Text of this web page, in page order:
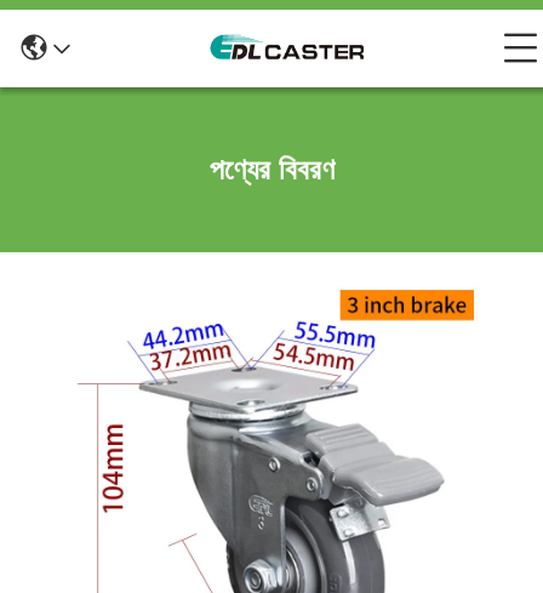
পণ্যের বিবরণ